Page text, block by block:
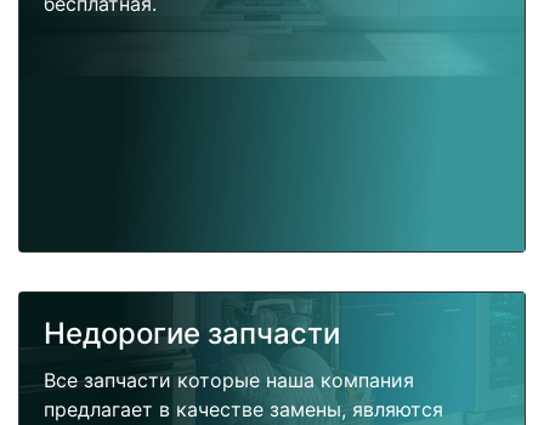
Недорогие запчасти
Все запчасти которые наша компания
предлагает в качестве замены, являются